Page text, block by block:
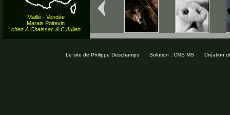
Maillé - Vendée
Marais Poitevin
chez A.Chaissac & C.Julien
Création
Solution : CMS MS
Le site de Philippe Deschamps